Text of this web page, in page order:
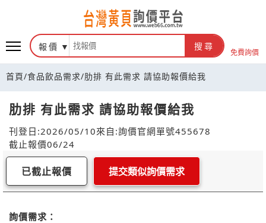
報價 搜尋
免費詢價
首頁/食品飲品需求/肋排 有此需求 請協助報價給我
肋排 有此需求 請協助報價給我
刊登日:2026/05/10來自:詢價官網單號455678
截止報價06/24
已截止報價 提交類似詢價需求
詢價需求：